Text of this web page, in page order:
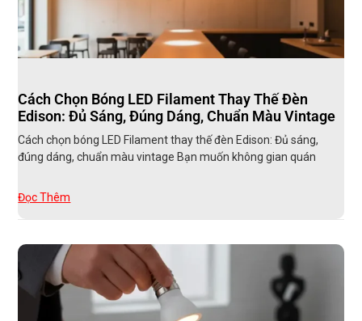
Cách Chọn Bóng LED Filament Thay Thế Đèn
Edison: Đủ Sáng, Đúng Dáng, Chuẩn Màu Vintage
Cách chọn bóng LED Filament thay thế đèn Edison: Đủ sáng,
đúng dáng, chuẩn màu vintage Bạn muốn không gian quán
Đọc Thêm